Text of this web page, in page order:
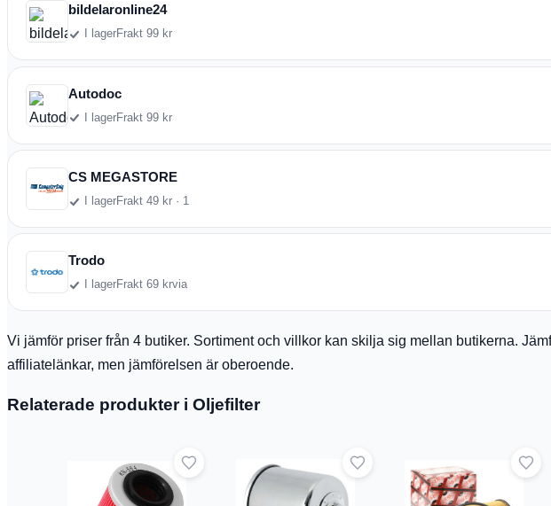
bildelaronline24
I lagerFrakt 99 kr
Autodoc
I lagerFrakt 99 kr
CS MEGASTORE
I lagerFrakt 49 kr · 1
Trodo
I lagerFrakt 69 krvia
Vi jämför priser från 4 butiker. Sortiment och villkor kan skilja sig mellan butikerna.
affiliatelänkar, men jämförelsen är oberoende.
Relaterade produkter i Oljefilter